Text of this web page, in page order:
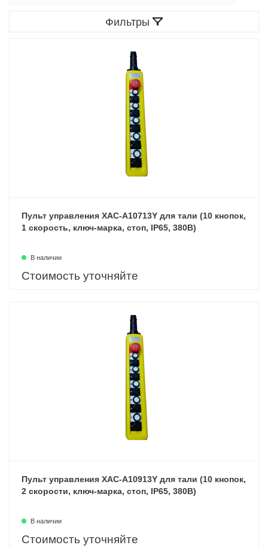
Фильтры
Пульт управления XAC-A10713Y для тали (10 кнопок,
1 скорость, ключ-марка, стоп, IP65, 380В)
В наличии
Стоимость уточняйте
Пульт управления XAC-A10913Y для тали (10 кнопок,
2 скорости, ключ-марка, стоп, IP65, 380В)
В наличии
Стоимость уточняйте